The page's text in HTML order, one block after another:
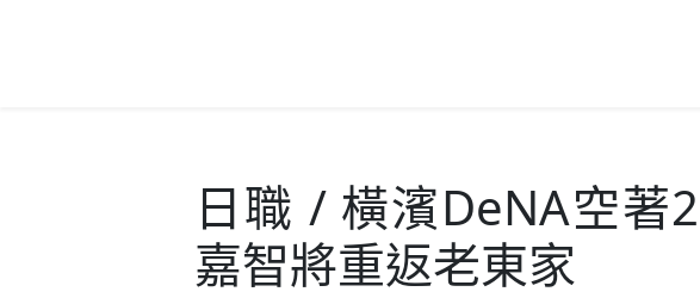
日職 / 橫濱DeNA空著
嘉智將重返老東家